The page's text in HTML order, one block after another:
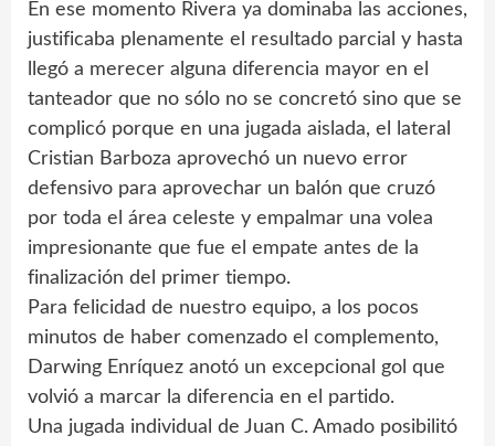
En ese momento Rivera ya dominaba las acciones,
justificaba plenamente el resultado parcial y hasta
llegó a merecer alguna diferencia mayor en el
tanteador que no sólo no se concretó sino que se
complicó porque en una jugada aislada, el lateral
Cristian Barboza aprovechó un nuevo error
defensivo para aprovechar un balón que cruzó
por toda el área celeste y empalmar una volea
impresionante que fue el empate antes de la
finalización del primer tiempo.
Para felicidad de nuestro equipo, a los pocos
minutos de haber comenzado el complemento,
Darwing Enríquez anotó un excepcional gol que
volvió a marcar la diferencia en el partido.
Una jugada individual de Juan C. Amado posibilitó